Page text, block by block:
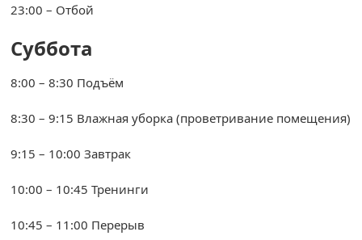
23:00 – Отбой
Суббота
8:00 – 8:30 Подъём
8:30 – 9:15 Влажная уборка (проветривание помещения)
9:15 – 10:00 Завтрак
10:00 – 10:45 Тренинги
10:45 – 11:00 Перерыв